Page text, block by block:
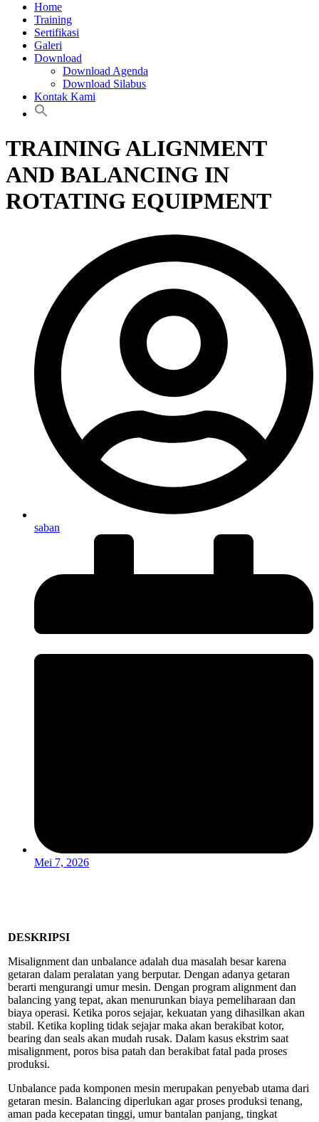
Home
Training
Sertifikasi
Galeri
Download
Download Agenda
Download Silabus
Kontak Kami
TRAINING ALIGNMENT
AND BALANCING IN
ROTATING EQUIPMENT
saban
Mei 7, 2026
DESKRIPSI
Misalignment dan unbalance adalah dua masalah besar karena
getaran dalam peralatan yang berputar. Dengan adanya getaran
berarti mengurangi umur mesin. Dengan program alignment dan
balancing yang tepat, akan menurunkan biaya pemeliharaan dan
biaya operasi. Ketika poros sejajar, kekuatan yang dihasilkan akan
stabil. Ketika kopling tidak sejajar maka akan berakibat kotor,
bearing dan seals akan mudah rusak. Dalam kasus ekstrim saat
misalignment, poros bisa patah dan berakibat fatal pada proses
produksi.
Unbalance pada komponen mesin merupakan penyebab utama dari
getaran mesin. Balancing diperlukan agar proses produksi tenang,
aman pada kecepatan tinggi, umur bantalan panjang, tingkat